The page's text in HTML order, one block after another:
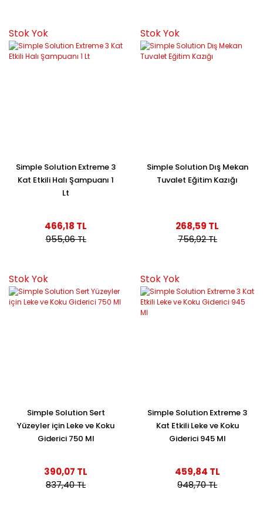
Stok Yok
Simple Solution Extreme 3
Kat Etkili Halı Şampuanı 1
Lt
466,18 TL
955,06 TL
Stok Yok
Simple Solution Dış Mekan
Tuvalet Eğitim Kazığı
268,59 TL
756,92 TL
Stok Yok
Simple Solution Sert
Yüzeyler için Leke ve Koku
Giderici 750 Ml
390,07 TL
837,40 TL
Stok Yok
Simple Solution Extreme 3
Kat Etkili Leke ve Koku
Giderici 945 Ml
459,84 TL
948,70 TL